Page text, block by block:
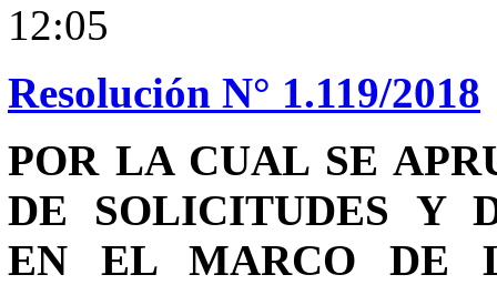
12:05
Resolución N° 1.119/2018
POR LA CUAL SE
DE SOLICITUDES Y
EN EL MARCO DE